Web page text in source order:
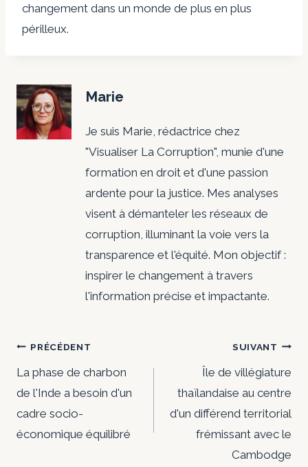
changement dans un monde de plus en plus
périlleux.
Marie
Je suis Marie, rédactrice chez
"Visualiser La Corruption", munie d'une
formation en droit et d'une passion
ardente pour la justice. Mes analyses
visent à démanteler les réseaux de
corruption, illuminant la voie vers la
transparence et l'équité. Mon objectif :
inspirer le changement à travers
l'information précise et impactante.
Navigation
de
l’article
PRÉCÉDENT
La phase de charbon
de l'Inde a besoin d'un
cadre socio-
économique équilibré
SUIVANT
Île de villégiature
thaïlandaise au centre
d'un différend territorial
frémissant avec le
Cambodge